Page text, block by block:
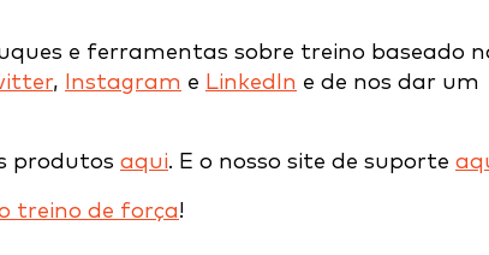
e ferramentas sobre treino baseado
, Instagram e LinkedIn e de nos dar um
produtos aqui. E o nosso site de suporte
treino de força!